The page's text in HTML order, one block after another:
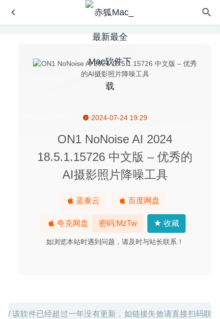
2024-07-24 19:29
ON1 NoNoise AI 2024
18.5.1.15726 中文版 – 优秀的
AI摄影照片降噪工具
蓝奏云 百度网盘
夸克网盘 密码:MzTw 收藏
如浏览本站时遇到问题，请及时与站长联系！
/ 该软件已经超过一年没有更新，如链接失效请直接扫码联
Kit for Affinity-Templates 1.1 – 漂亮的Affinity系列模板套件
DxO PhotoLab 3 ELITE Edition 3.3.2.60 – 强大的RAW图
像处理软件 2020-07-29
Smooze 1.9.5 – 非Apple鼠标平滑滚动和鼠标增强功能
Viscosity 1.8.6 中文版-优秀的OpenVPN客户端
YT Saver 10.15.0 中文版 – 在线视频下载工具 2026-05-07